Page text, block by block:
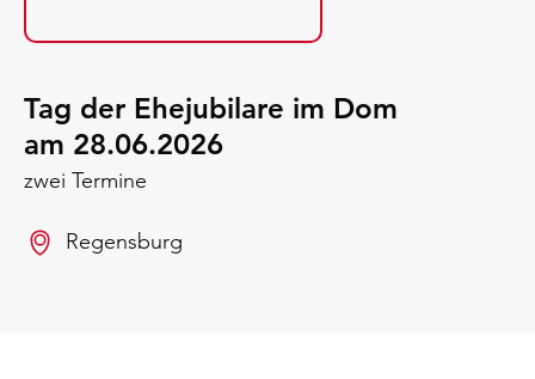
Tag der Ehejubilare im Dom
am 28.06.2026
zwei Termine
Regensburg